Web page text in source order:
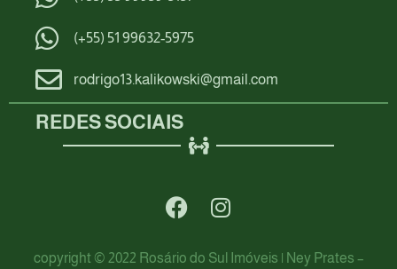
(+55) 51 99632-5975
rodrigo13.kalikowski@gmail.com
REDES SOCIAIS
copyright © 2022 Rosário do Sul Imóveis | Ney Prates –